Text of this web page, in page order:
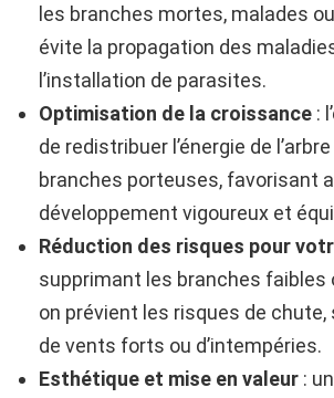
les branches mortes, malades
évite la propagation des
l’installation de parasites.
Optimisation de la croissance :
de redistribuer l’énergie de
branches porteuses, favorisant
développement vigoureux et
Réduction des risques pour
supprimant les branches faibles
on prévient les risques de
de vents forts ou d’intempéries.
Esthétique et mise en valeur :